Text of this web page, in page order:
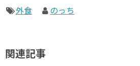
外食 のっち
関連記事